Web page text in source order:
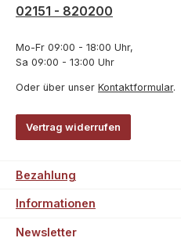
02151 - 820200
Mo-Fr 09:00 - 18:00 Uhr,
Sa 09:00 - 13:00 Uhr
Oder über unser Kontaktformular.
Vertrag widerrufen
Bezahlung
Informationen
Newsletter